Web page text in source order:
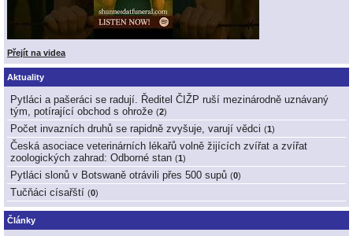
Přejít na videa
Aktuality
Pytláci a pašeráci se radují. Ředitel ČIŽP ruší mezinárodně uznávaný
tým, potírající obchod s ohrože (2)
Počet invazních druhů se rapidně zvyšuje, varují vědci (1 )
Česká asociace veterinárních lékařů volně žijících zvířat a zvířat
zoologických zahrad: Odborné stan (1 )
Pytláci slonů v Botswaně otrávili přes 500 supů (0)
Tučňáci císařští (0)
Články